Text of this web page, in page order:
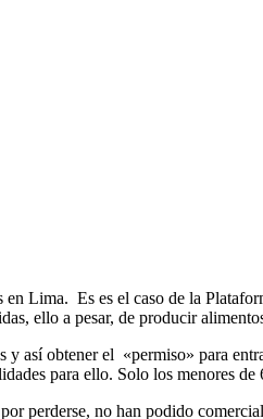
Lima. Es es el caso de la
ello a pesar, de producir
así obtener el «permiso» para
para ello. Solo los menores de
perderse, no han podido